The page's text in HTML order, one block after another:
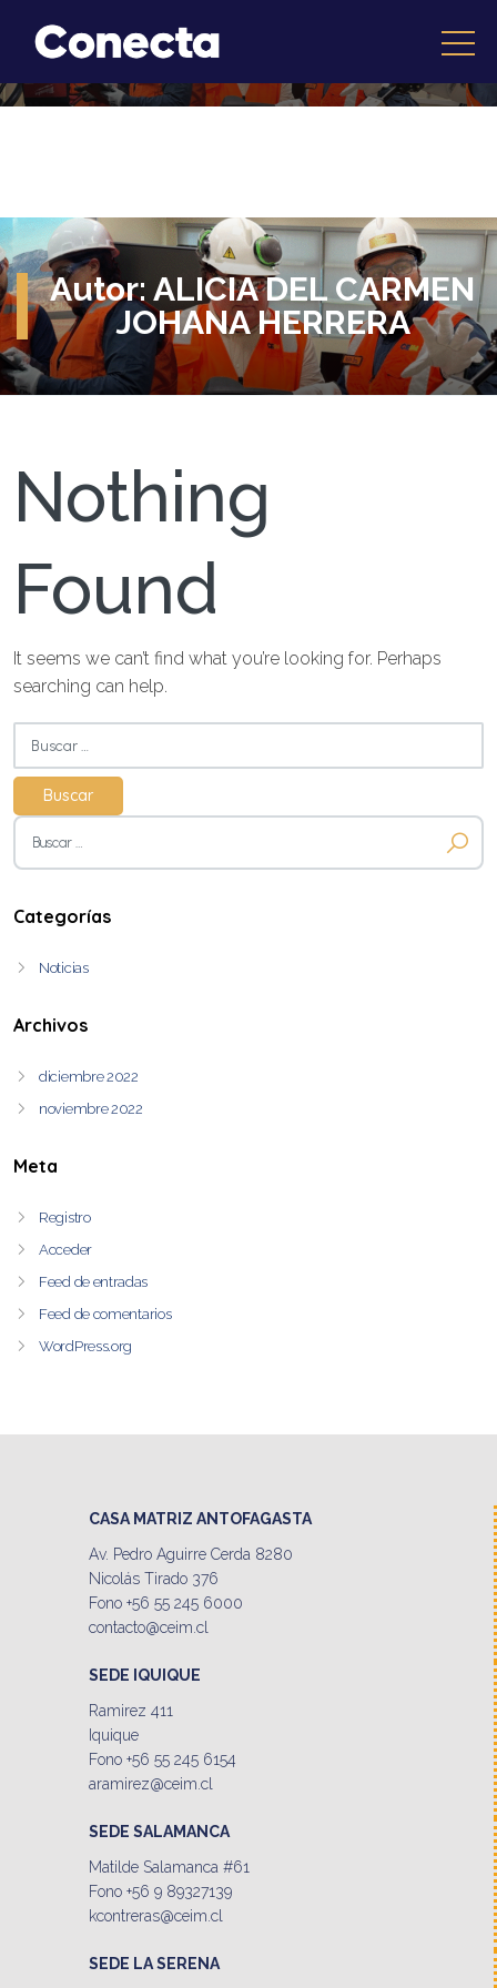
Autor: ALICIA DEL CARMEN
JOHANA HERRERA
Nothing
Found
It seems we can’t find what you’re looking for. Perhaps
searching can help.
Buscar:
Buscar:
Categorías
Noticias
Archivos
diciembre 2022
noviembre 2022
Meta
Registro
Acceder
Feed de entradas
Feed de comentarios
WordPress.org
CASA MATRIZ ANTOFAGASTA
Av. Pedro Aguirre Cerda 8280
Nicolás Tirado 376
Fono +56 55 245 6000
contacto@ceim.cl
SEDE IQUIQUE
Ramirez 411
Iquique
Fono +56 55 245 6154
aramirez@ceim.cl
SEDE SALAMANCA
Matilde Salamanca #61
Fono +56 9 89327139
kcontreras@ceim.cl
SEDE LA SERENA